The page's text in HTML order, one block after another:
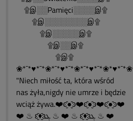
۩இ░░Pamięci░░░░இ۩
۩இ░░░░░░░░இ۩
۩இ░░░░░இ۩
۩இ░░இ۩
۩இ۩
❀*¯*♥*¯*❀*¯*♥*¯*❀*¯*♥*¯*❀*♥*¯*❀
"Niech miłość ta, która wśród
nas żyła,nigdy nie umrze i będzie
wciąż żywa.❤️ͼ̮̑●̮̑ͽ❤️ͼ̮̑●̮̑ͽ❤️ͼ̮̑●̮̑ͽ❤️
❤️ ♨ ԑ̮̑♦̮̑ɜܓ ♨ ❤️ ♨ ԑ̮̑♦̮̑ɜܓ ♨ ❤️